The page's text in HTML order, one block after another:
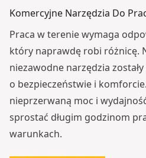
Komercyjne Narzędzia Do
Praca w terenie wymaga
który naprawdę robi różnicę.
niezawodne narzędzia
o bezpieczeństwie i
nieprzerwaną moc i
sprostać długim godzinom
warunkach.